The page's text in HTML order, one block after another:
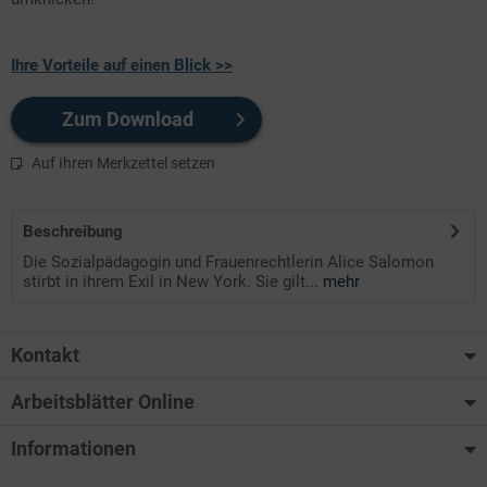
Ihre Vorteile auf einen Blick >>
Zum Download
Auf Ihren Merkzettel setzen
Beschreibung
Die Sozialpädagogin und Frauenrechtlerin Alice Salomon
stirbt in ihrem Exil in New York. Sie gilt... mehr
Kontakt
Arbeitsblätter Online
Informationen